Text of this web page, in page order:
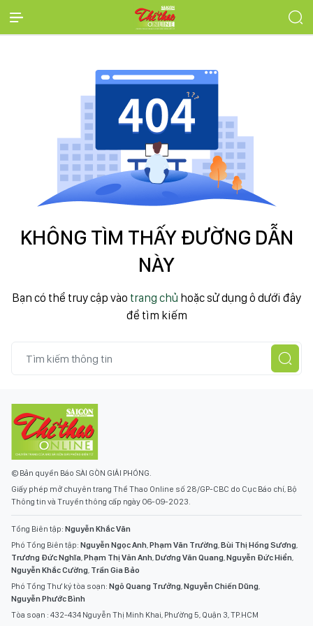
KHÔNG TÌM THẤY ĐƯỜNG DẪN
NÀY
Bạn có thể truy cập vào trang chủ hoặc sử dụng ô dưới đây
để tìm kiếm
© Bản quyền Báo SÀI GÒN GIẢI PHÓNG.
Giấy phép mở chuyên trang Thể Thao Online số 28/GP-CBC do Cục Báo chí, Bộ
Thông tin và Truyền thông cấp ngày 06-09-2023.
Tổng Biên tập: Nguyễn Khắc Văn
Phó Tổng Biên tập: Nguyễn Ngọc Anh,Phạm Văn Trường,Bùi Thị Hồng Sương,
Trương Đức Nghĩa,Phạm Thị Vân Anh,Dương Văn Quang,Nguyễn Đức Hiển,
Nguyễn Khắc Cường, Trần Gia Bảo
Phó Tổng Thư ký tòa soạn: Ngô Quang Trưởng,Nguyễn Chiến Dũng,
Nguyễn Phước Bình
Tòa soạn : 432-434 Nguyễn Thị Minh Khai, Phường 5, Quận 3, TP.HCM